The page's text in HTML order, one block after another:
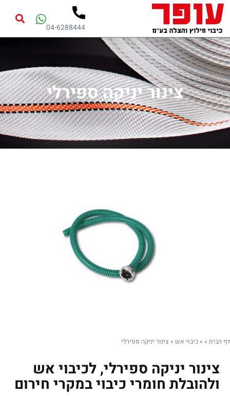
04-6288444
צינור יניקה ספירלי
דף הבית »
»כיבוי אש » צינור יניקה ספירלי
צינור יניקה ספירלי, לכיבוי אש
ולהובלת חומרי כיבוי במקרי חירום